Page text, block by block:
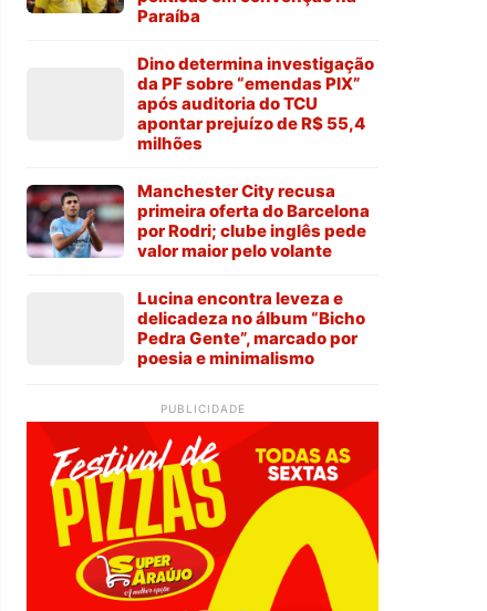
Paraíba
Dino determina investigação
da PF sobre “emendas PIX”
após auditoria do TCU
apontar prejuízo de R$ 55,4
milhões
Manchester City recusa
primeira oferta do Barcelona
por Rodri; clube inglês pede
valor maior pelo volante
Lucina encontra leveza e
delicadeza no álbum “Bicho
Pedra Gente”, marcado por
poesia e minimalismo
PUBLICIDADE